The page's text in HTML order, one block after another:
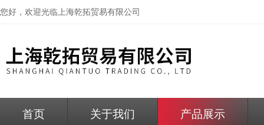
您好，欢迎光临上海乾拓贸易有限公司
首页 关于我们 产品展示